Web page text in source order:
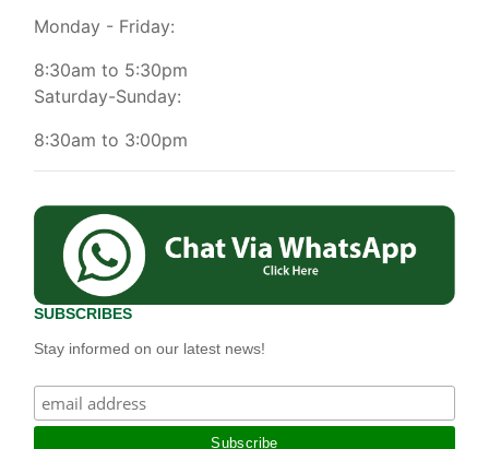
Monday - Friday:
8:30am to 5:30pm
Saturday-Sunday:
8:30am to 3:00pm
SUBSCRIBES
Stay informed on our latest news!